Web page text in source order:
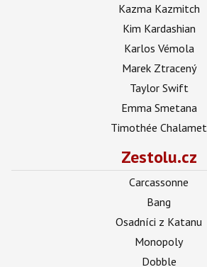
Kazma Kazmitch
Kim Kardashian
Karlos Vémola
Marek Ztracený
Taylor Swift
Emma Smetana
Timothée Chalamet
Zestolu.cz
Carcassonne
Bang
Osadníci z Katanu
Monopoly
Dobble